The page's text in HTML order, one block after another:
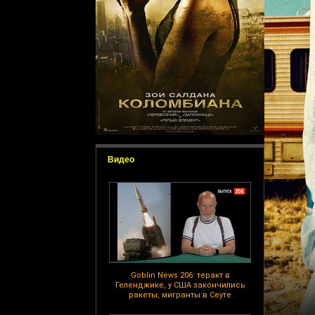
Видео
Goblin News 206: теракт в
Геленджике, у США закончились
ракеты, мигранты в Сеуте